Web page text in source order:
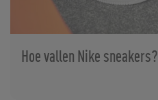
Hoe vallen Nike sneakers?